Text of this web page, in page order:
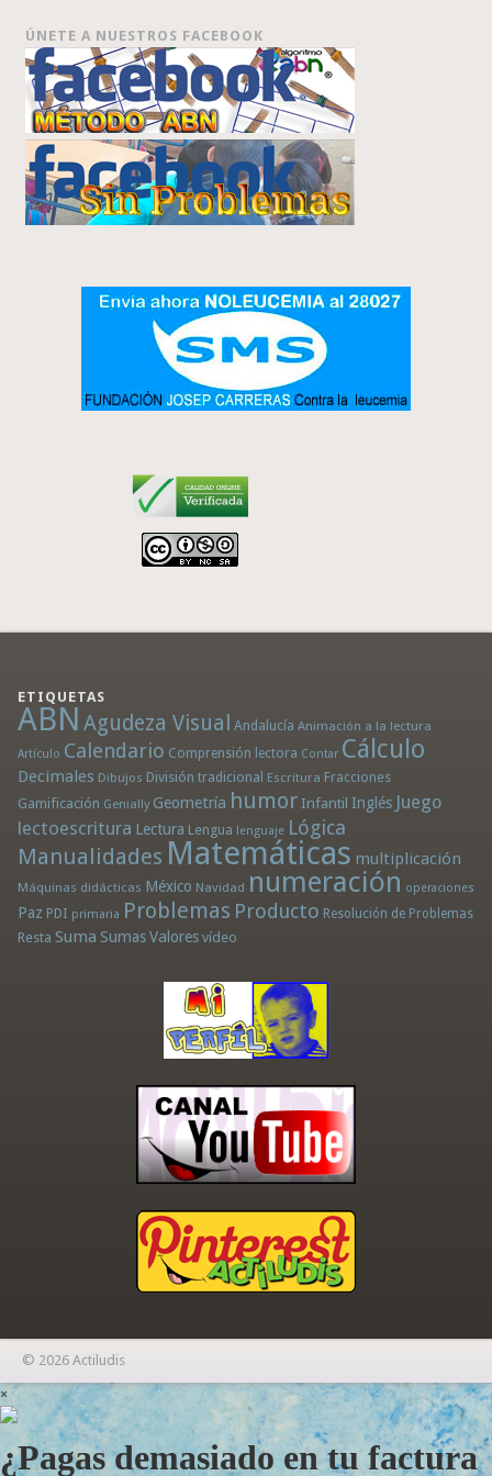
ÚNETE A NUESTROS FACEBOOK
ETIQUETAS
ABN Agudeza Visual Andalucía Animación a la lectura
Artículo Calendario Comprensión lectora Contar Cálculo
Decimales Dibujos División tradicional Escritura Fracciones
Gamificación Genially Geometría humor Infantil Inglés Juego
lectoescritura Lectura Lengua lenguaje Lógica
Manualidades Matemáticas multiplicación
Máquinas didácticas México Navidad numeración operaciones
Paz PDI primaria Problemas Producto Resolución de Problemas
Resta Suma Sumas Valores vídeo
© 2026 Actiludis
×
¿Pagas demasiado en tu factura